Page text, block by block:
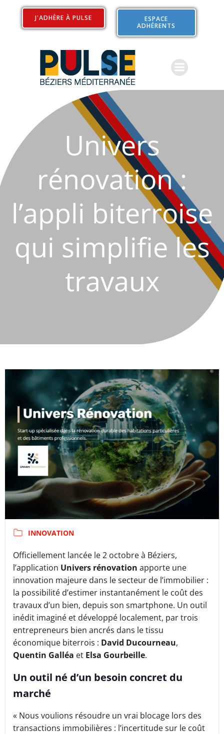
Aller
contenu
J'ADHÈRE À PULSE
ESPACE
ADHÉRENTS
Univers
rénovation :
l’appli biterroise
qui simplifie les
travaux
INNOVATION
Officiellement lancée le 2 octobre à Béziers,
l’application Univers rénovation apporte une
innovation majeure dans le secteur de l’immobilier :
la possibilité d’estimer instantanément le coût des
travaux d’un bien, depuis son smartphone. Un outil
inédit imaginé et développé localement, par trois
entrepreneurs bien ancrés dans le tissu
économique biterrois : David Ducourneau,
Quentin Galléa et Elsa Gourbeille.
Un outil né d’un besoin concret du
marché
« Nous voulions résoudre un vrai blocage lors des
transactions immobilières : l’incertitude sur le coût